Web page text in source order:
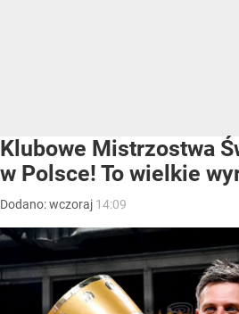
Klubowe Mistrzostwa
w Polsce! To wielkie
Dodano:wczoraj 14:09